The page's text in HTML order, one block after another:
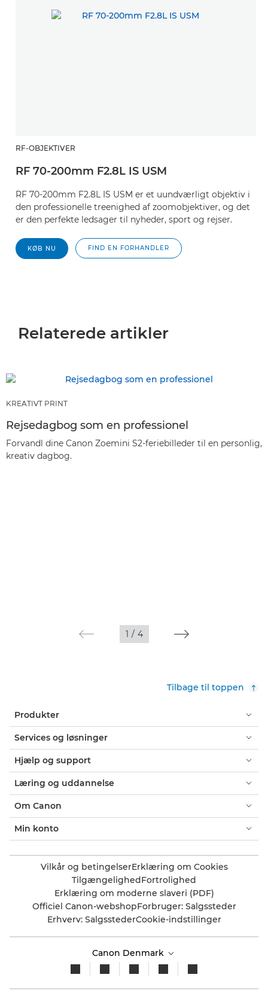
RF-OBJEKTIVER
RF 70-200mm F2.8L IS USM
RF 70-200mm F2.8L IS USM er et uundværligt objektiv i
den professionelle treenighed af zoomobjektiver, og det
er den perfekte ledsager til nyheder, sport og rejser.
KØB NU FIND EN FORHANDLER
Relaterede artikler
KREATIVT PRINT
Rejsedagbog som en professionel
Forvandl dine Canon Zoemini S2-feriebilleder til en personlig,
kreativ dagbog.
1 / 4
Tilbage til toppen
Produkter
Services og løsninger
Hjælp og support
Læring og uddannelse
Om Canon
Min konto
Vilkår og betingelserErklæring om Cookies
TilgængelighedFortrolighed
Erklæring om moderne slaveri (PDF)
Officiel Canon-webshopForbruger: Salgssteder
Erhverv: SalgsstederCookie-indstillinger
Canon Denmark